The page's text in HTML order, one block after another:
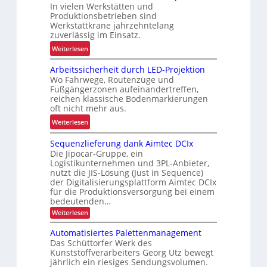
e
n
w
a
a
g
e
z
u
r
K
u
s
t
e
L
ö
s
u
n
g
f
ü
r
R
e
c
y
c
l
i
n
g
h
In vielen Werkstätten und
Produktionsbetrieben sind
Werkstattkrane jahrzehntelang
zuverlässig im Einsatz.
Weiterlesen:
M
e
h
r
E
r
g
o
n
o
m
i
e
u
n
d
P
r
ä
Arbeitssicherheit durch LED-Projektion
Wo Fahrwege, Routenzüge und
Fußgängerzonen aufeinandertreffen,
reichen klassische Bodenmarkierungen
oft nicht mehr aus.
Weiterlesen:
A
r
b
e
i
t
s
s
i
c
h
e
Sequenzlieferung dank Aimtec DCIx
Die Jipocar-Gruppe, ein
Logistikunternehmen und 3PL-Anbieter,
nutzt die JIS-Lösung (Just in Sequence)
der Digitalisierungsplattform Aimtec DCIx
für die Produktionsversorgung bei einem
bedeutenden…
Weiterlesen:
S
q
u
e
n
Automatisiertes Palettenmanagement
Das Schüttorfer Werk des
Kunststoffverarbeiters Georg Utz bewegt
jährlich ein riesiges Sendungsvolumen.